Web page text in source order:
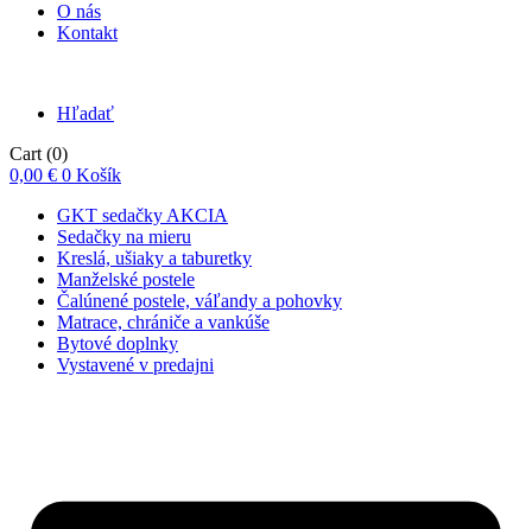
O nás
Kontakt
Hľadať
Cart (0)
0,00 € 0 Košík
GKT sedačky AKCIA
Sedačky na mieru
Kreslá, ušiaky a taburetky
Manželské postele
Čalúnené postele, váľandy a pohovky
Matrace, chrániče a vankúše
Bytové doplnky
Vystavené v predajni